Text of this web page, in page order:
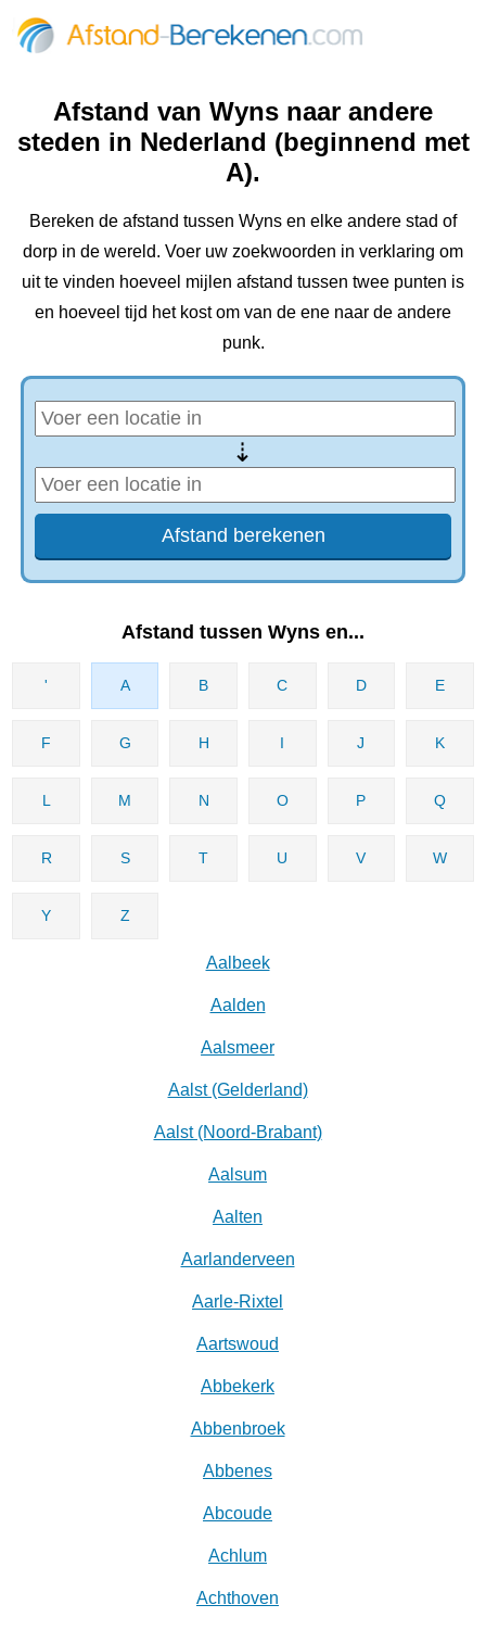
Afstand van Wyns naar andere
steden in Nederland (beginnend met
A).
Bereken de afstand tussen Wyns en elke andere stad of
dorp in de wereld. Voer uw zoekwoorden in verklaring om
uit te vinden hoeveel mijlen afstand tussen twee punten is
en hoeveel tijd het kost om van de ene naar de andere
punk.
⇢
Afstand tussen Wyns en...
' A B C D E
F G H I J K
L M N O P Q
R S T U V W
Y Z
Aalbeek
Aalden
Aalsmeer
Aalst (Gelderland)
Aalst (Noord-Brabant)
Aalsum
Aalten
Aarlanderveen
Aarle-Rixtel
Aartswoud
Abbekerk
Abbenbroek
Abbenes
Abcoude
Achlum
Achthoven